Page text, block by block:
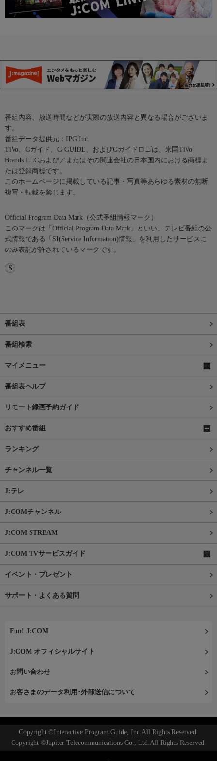
番組内容、放送時間などが実際の放送内容と異なる場合がございま
す。
番組データ提供元：IPG Inc.
TiVo、Gガイド、G-GUIDE、およびGガイドロゴは、米国TiVo
Brands LLCおよび／またはその関連会社の日本国内における商標ま
たは登録商標です。
このホームページに掲載している記事・写真等あらゆる素材の無断
複写・転載を禁じます。
Official Program Data Mark（公式番組情報マーク）
このマークは「Official Program Data Mark」といい、テレビ番組の公
式情報である「SI(Service Information)情報」を利用したサービスに
のみ表記が許されているマークです。
番組表
番組検索
マイメニュー
番組表ヘルプ
リモート録画予約ガイド
おすすめ番組
ランキング
チャンネル一覧
J:テレ
J:COMチャンネル
J:COM STREAM
J:COM TVサービスガイド
イベント・プレゼント
サポート・よくある質問
Fun! J:COM
J:COM オフィシャルサイト
お問い合わせ
お客さまのデータ利用･外部送信について
Copyright ©Interactive Program Guide, Inc.All Rights Reserved.
Copyright ©Jupiter Telecommunications Co., Ltd.All Rights Reserved.